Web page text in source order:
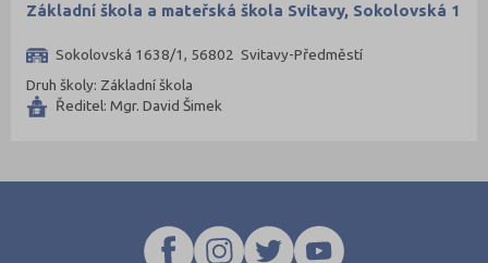
Sokolov (52)
Strakonice (65)
Svitavy (105)
Šumperk (111)
Tachov (41)
Základní škola a mateřská škola Svitavy, Sokolovská 1
Sokolovská 1638/1, 56802 Svitavy-Předměstí
Druh školy: Základní škola
Ředitel: Mgr. David Šimek